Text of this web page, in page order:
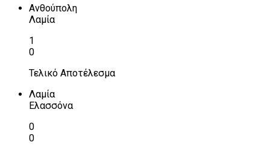
Ανθούπολη
Λαμία
1
0
Τελικό Αποτέλεσμα
Λαμία
Ελασσόνα
0
0